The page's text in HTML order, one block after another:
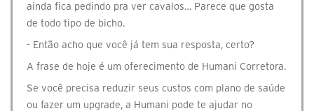
ainda fica pedindo pra ver cavalos… Parece que gosta
de todo tipo de bicho.
- Então acho que você já tem sua resposta, certo?
A frase de hoje é um oferecimento de Humani Corretora.
Se você precisa reduzir seus custos com plano de saúde
ou fazer um upgrade, a Humani pode te ajudar no